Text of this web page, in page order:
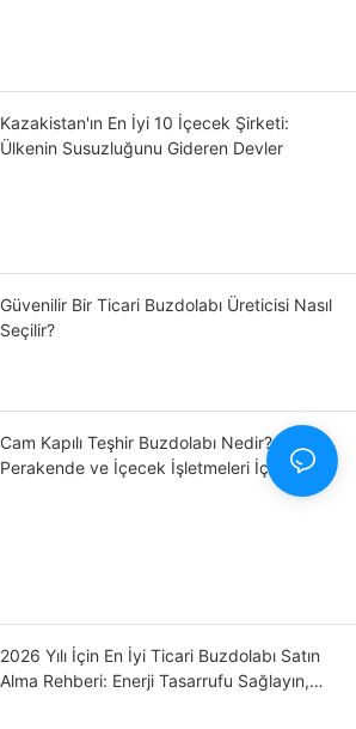
Kazakistan'ın En İyi 10 İçecek Şirketi:
Ülkenin Susuzluğunu Gideren Devler
Güvenilir Bir Ticari Buzdolabı Üreticisi Nasıl
Seçilir?
Cam Kapılı Teşhir Buzdolabı Nedir?
Perakende ve İçecek İşletmeleri İçin
2026 Yılı İçin En İyi Ticari Buzdolabı Satın
Alma Rehberi: Enerji Tasarrufu Sağlayın,